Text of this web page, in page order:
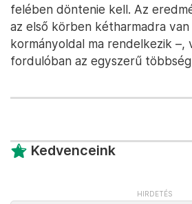
felében döntenie kell. Az
az első körben kétharmadra van
kormányoldal ma rendelkezik –,
fordulóban az egyszerű
Kedvenceink